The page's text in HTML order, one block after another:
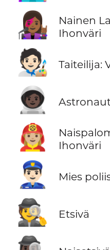
👩🏾‍🎤
Nainen
Ihonväri
🧑🏻‍🎨 Taiteilija:
🧑🏿‍🚀
👩🏼‍🚒
Ihonväri
👮🏻‍♂️ Mies
🕵️ Etsivä